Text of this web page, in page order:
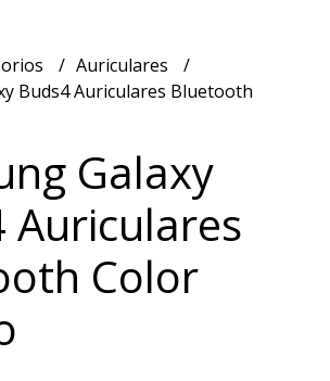
Auriculares
Buds4 Auriculares Bluetooth
Galaxy
Auriculares
Color